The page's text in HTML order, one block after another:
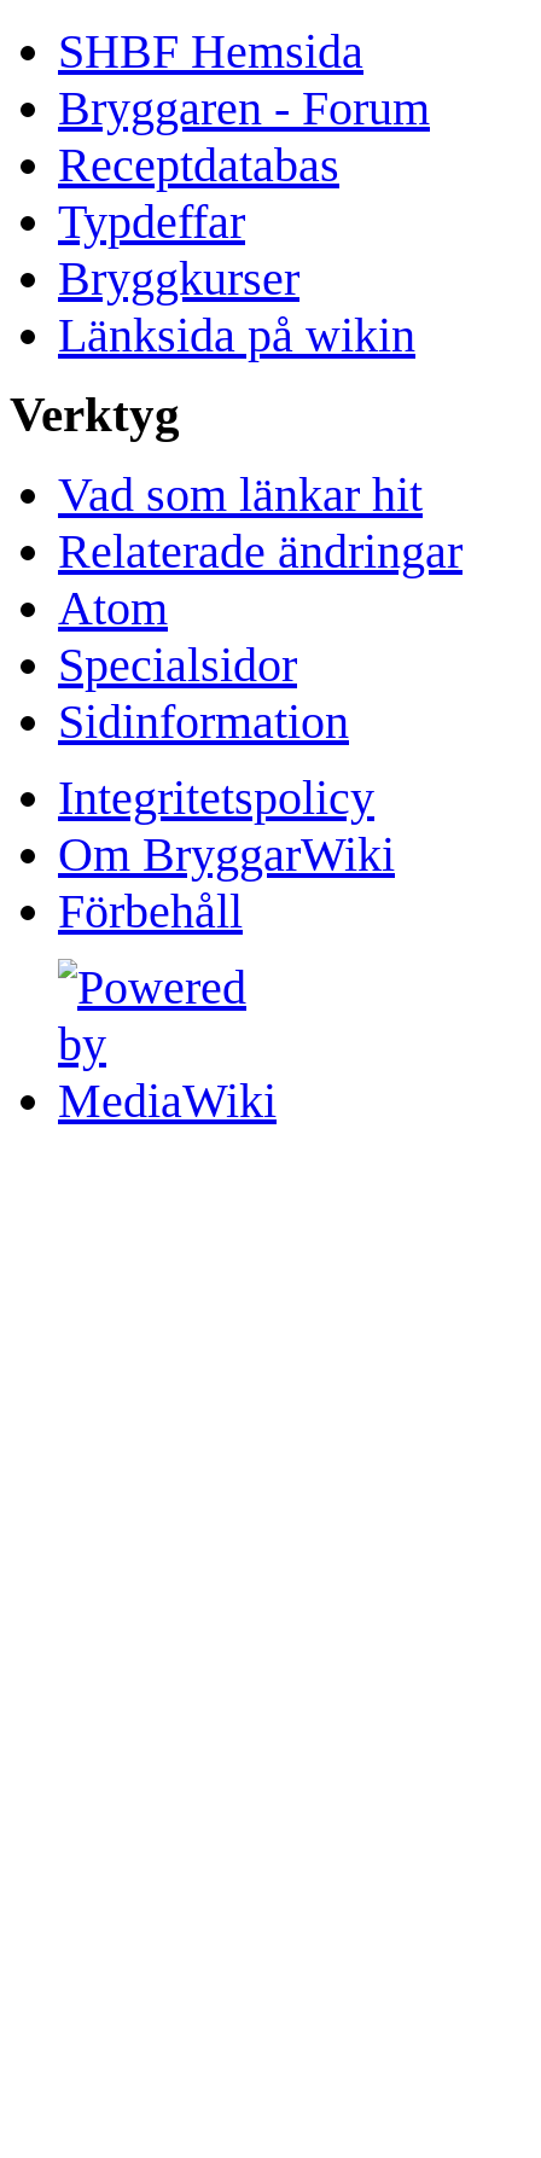
SHBF Hemsida
Bryggaren - Forum
Receptdatabas
Typdeffar
Bryggkurser
Länksida på wikin
Verktyg
Vad som länkar hit
Relaterade ändringar
Atom
Specialsidor
Sidinformation
Integritetspolicy
Om BryggarWiki
Förbehåll